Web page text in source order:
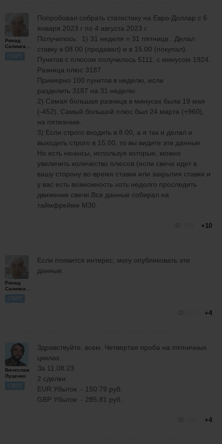
Ринад
Салимгареев
СТАРТ
Попробовал собрать статистику на Евро-Доллар с 6
января 2023 г по 4 августа 2023 г.
Получилось: 1) 31 неделя = 31 пятница . Делал
ставку в 08.00 (продавал) и в 15.00 (покупал).
Пунктов с плюсом получилось 5111, с минусом 1924.
Разница плюс 3187.
Примерно 100 пунктов в неделю, если
разделить 3187 на 31 неделю.
2) Самая большая разница в минусах была 19 мая
(-452). Самый большой плюс был 24.марта (+960),
на пятизнаке.
3) Если строго входить в 8.00, а я так и делал и
выходить строго в 15.00, то вы видите эти данные.
Но есть нюансы, используя которые, можно
увеличить количество плюсов (если свеча идет в
вашу сторону во-время ставки или закрытия ставки и
у вас есть возможность хоть недолго проследить
движение свечи.Все данные собирал на
таймфрейме М30.
+10
Ринад
Салимгареев
СТАРТ
Если появится интерес, могу опубликовать эти
данные.
+4
Вячеслав
Луценко
СТАРТ
Здравствуйте, всем. Четвертая проба на пятничных
циклах.
За 11.08.23
2 сделки:
EUR Убыток - 150.79 руб.
GBP Убыток - 285.81 руб.
+4